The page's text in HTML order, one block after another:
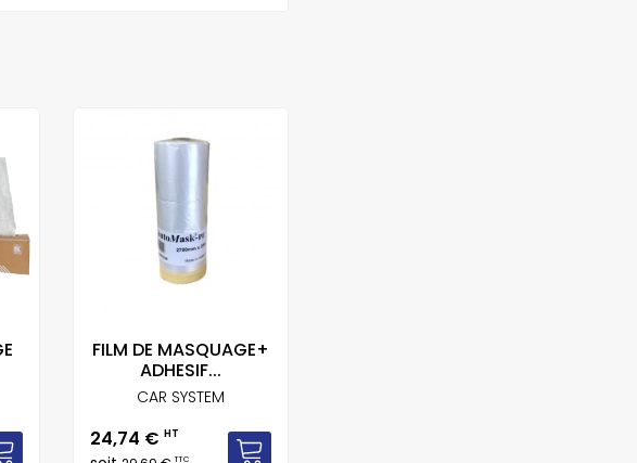
FILM DE MASQUAGE+
ADHESIF...
CAR SYSTEM
Prix
24,74 € HT
TTC